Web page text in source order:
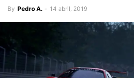
By Pedro A. - 14 abril, 2019